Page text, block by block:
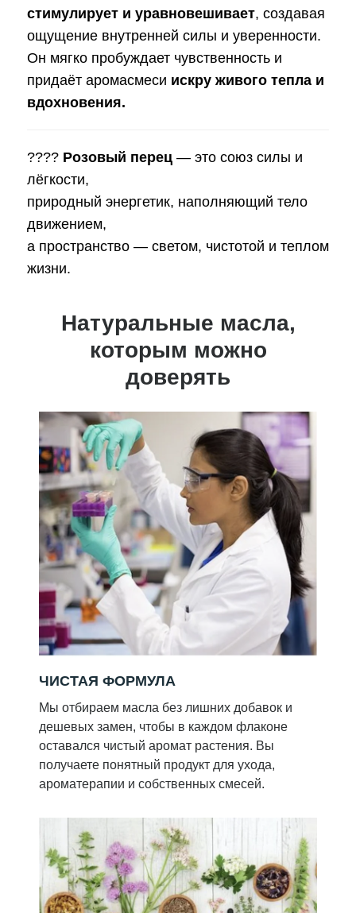
стимулирует и уравновешивает, создавая
ощущение внутренней силы и уверенности.
Он мягко пробуждает чувственность и
придаёт аромасмеси искру живого тепла и
вдохновения.
???? Розовый перец— это союз силы и
лёгкости,
природный энергетик, наполняющий тело
движением,
а пространство — светом, чистотой и теплом
жизни.
Натуральные масла,
которым можно
доверять
ЧИСТАЯ ФОРМУЛА
Мы отбираем масла без лишних добавок и
дешевых замен, чтобы в каждом флаконе
оставался чистый аромат растения. Вы
получаете понятный продукт для ухода,
ароматерапии и собственных смесей.